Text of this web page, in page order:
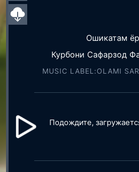
Ошикатам ёр
Курбони Сафарзод
MUSIC LABEL:OLAMI
Подождите,